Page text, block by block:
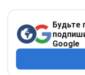
Будьте
Google